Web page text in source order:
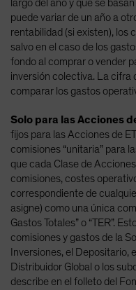
largo del año y que se
puede variar de un año a
rentabilidad (si existen), los
salvo en el caso de los
fondo al comprar o vender
inversión colectiva. La cifra
comparar los gastos
Solo para las Acciones
fijos para las Acciones de
comisiones “unitaria” para
que cada Clase de
comisiones, costes
correspondiente de
asigne) como una única
Gastos Totales” o “TER”.
comisiones y gastos de la
Inversiones, el Depositario,
Distribuidor Global o los
describe en el folleto del